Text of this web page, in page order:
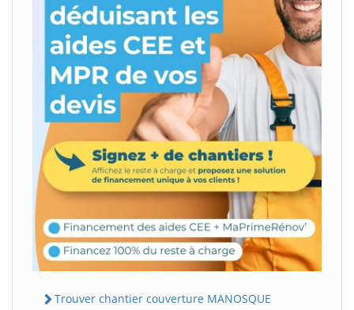
Trouver chantier couverture MANOSQUE